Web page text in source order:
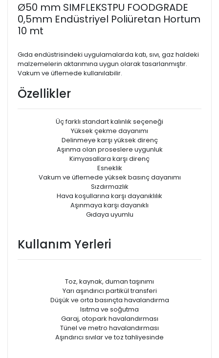
Ø50 mm SIMFLEKSTPU FOODGRADE
0,5mm Endüstriyel Poliüretan Hortum
10 mt
Gıda endüstrisindeki uygulamalarda katı, sıvı, gaz haldeki
malzemelerin aktarımına uygun olarak tasarlanmıştır.
Vakum ve üflemede kullanılabilir.
Özellikler
Üç farklı standart kalınlık seçeneği
Yüksek çekme dayanımı
Delinmeye karşı yüksek direnç
Aşınma olan proseslere uygunluk
Kimyasallara karşı direnç
Esneklik
Vakum ve üfIemede yüksek basınç dayanımı
Sızdırmazlık
Hava koşullarına karşı dayanıklılık
Aşınmaya karşı dayanıklı
Gıdaya uyumlu
Kullanım Yerleri
Toz, kaynak, duman taşınımı
Yarı aşındırıcı partikül transferi
Düşük ve orta basınçta havalandırma
Isıtma ve soğutma
Garaj, otopark havalandırması
Tünel ve metro havalandırması
Aşındırıcı sıvılar ve toz tahliyesinde